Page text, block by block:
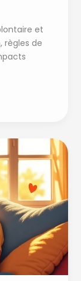
et
règles de